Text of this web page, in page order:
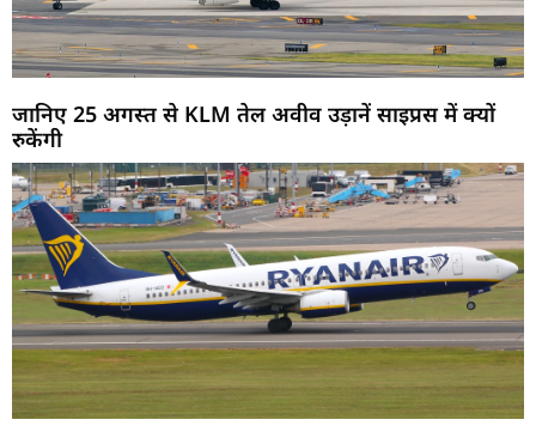
जानिए 25 अगस्त से KLM तेल अवीव उड़ानें साइप्रस में क्यों
रुकेंगी